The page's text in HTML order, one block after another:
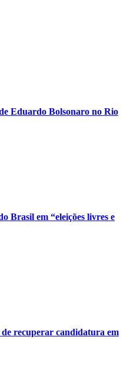
Eduardo Bolsonaro no Rio
Brasil em “eleições livres e
recuperar candidatura em